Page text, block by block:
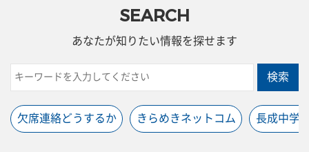
SEARCH
あなたが知りたい情報を探せます
検索
欠席連絡どうするか きらめきネットコム 長成中学